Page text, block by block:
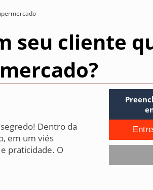
seu cliente
Dentro da
em um viés
praticidade. O